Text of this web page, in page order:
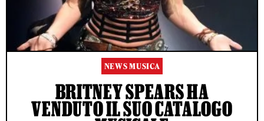
NEWS MUSICA
BRITNEY SPEARS HA
VENDUTO IL SUO CATALOGO